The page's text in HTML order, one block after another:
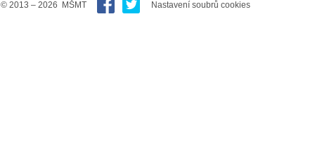
© 2013 – 2026 MŠMT Nastavení soubrů cookies